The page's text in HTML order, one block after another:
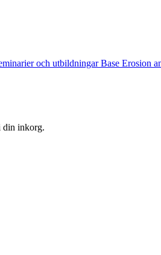
och utbildningarBase Erosion
din inkorg.